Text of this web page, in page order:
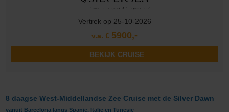
Vertrek op 25-10-2026
v.a. € 5900,-
BEKIJK CRUISE
8 daagse West-Middellandse Zee Cruise met de Silver Dawn
vanuit Barcelona langs Spanje, Italië en Tunesië